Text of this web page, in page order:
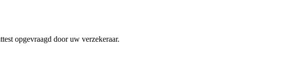
opgevraagd door uw verzekeraar.